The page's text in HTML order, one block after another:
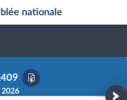
nationale
2026